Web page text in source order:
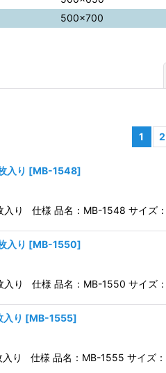
500×700
1 2
入り [MB-1548]
入り 仕様 品名：MB-1548 サイ
入り [MB-1550]
入り 仕様 品名：MB-1550 サイ
り [MB-1555]
り 仕様 品名：MB-1555 サイズ